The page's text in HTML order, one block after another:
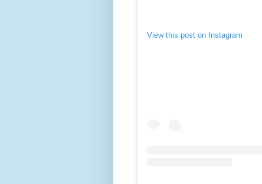
View this post on Instagram